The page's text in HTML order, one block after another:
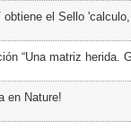
obtiene el Sello
“Una matriz herida.
en Nature!